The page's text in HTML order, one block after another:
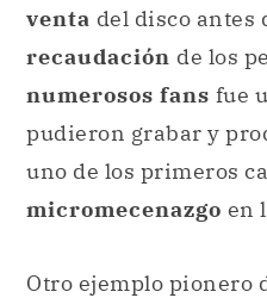
venta del disco antes
recaudación de los
numerosos fans fue
pudieron grabar y
uno de los primeros
micromecenazgo en
Otro ejemplo pionero